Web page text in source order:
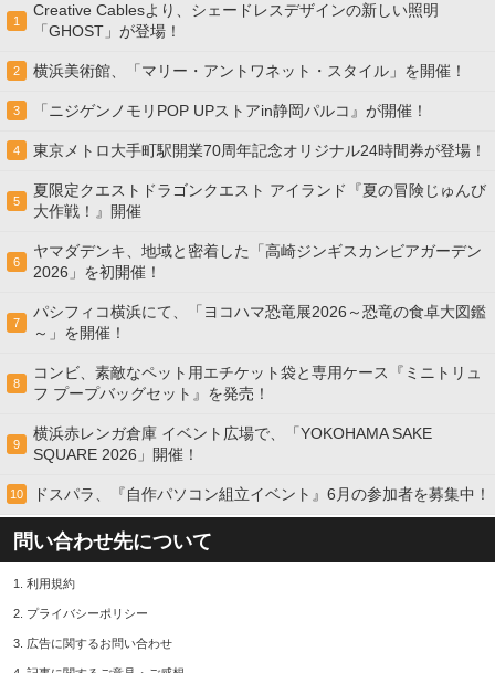
1
Creative Cablesより、シェードレスデザインの新しい照明
「GHOST」が登場！
2 横浜美術館、「マリー・アントワネット・スタイル」を開催！
3 「ニジゲンノモリPOP UPストアin静岡パルコ』が開催！
4 東京メトロ大手町駅開業70周年記念オリジナル24時間券が登場！
5
夏限定クエストドラゴンクエスト アイランド『夏の冒険じゅんび
大作戦！』開催
6
ヤマダデンキ、地域と密着した「高崎ジンギスカンビアガーデン
2026」を初開催！
7
パシフィコ横浜にて、「ヨコハマ恐竜展2026～恐竜の食卓大図鑑
～」を開催！
8
コンビ、素敵なペット用エチケット袋と専用ケース『ミニトリュ
フ プープバッグセット』を発売！
9
横浜赤レンガ倉庫 イベント広場で、「YOKOHAMA SAKE
SQUARE 2026」開催！
10 ドスパラ、『自作パソコン組立イベント』6月の参加者を募集中！
問い合わせ先について
1. 利用規約
2. プライバシーポリシー
3. 広告に関するお問い合わせ